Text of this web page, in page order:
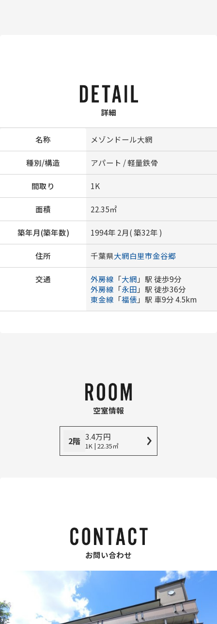
詳細
名称 メゾンドール大網
種別/構造 アパート / 軽量鉄骨
間取り 1K
面積 22.35㎡
築年月(築年数) 1994年 2月( 築32年 )
住所 千葉県大網白里市金谷郷
交通 外房線 「大網 」駅 徒歩9分
外房線 「永田 」駅 徒歩36分
東金線 「福俵 」駅 車9分 4.5km
空室情報
2階 3.4万円
1K | 22.35㎡
お問い合わせ